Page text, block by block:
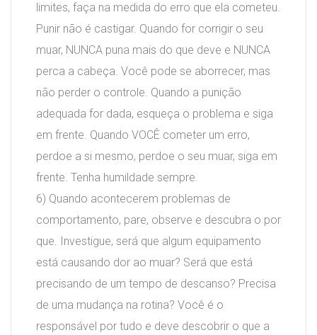
limites, faça na medida do erro que ela cometeu.
Punir não é castigar. Quando for corrigir o seu
muar, NUNCA puna mais do que deve e NUNCA
perca a cabeça. Você pode se aborrecer, mas
não perder o controle. Quando a punição
adequada for dada, esqueça o problema e siga
em frente. Quando VOCÊ cometer um erro,
perdoe a si mesmo, perdoe o seu muar, siga em
frente. Tenha humildade sempre.
6) Quando acontecerem problemas de
comportamento, pare, observe e descubra o por
que. Investigue, será que algum equipamento
está causando dor ao muar? Será que está
precisando de um tempo de descanso? Precisa
de uma mudança na rotina? Você é o
responsável por tudo e deve descobrir o que a